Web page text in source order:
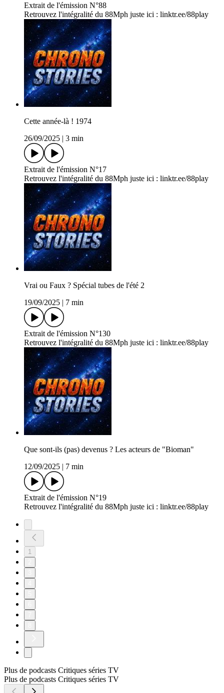
Extrait de l'émission N°88
Retrouvez l'intégralité du 88Mph juste ici : linktr.ee/88play
Cette année-là ! 1974
26/09/2025 | 3 min
Extrait de l'émission N°17
Retrouvez l'intégralité du 88Mph juste ici : linktr.ee/88play
Vrai ou Faux ? Spécial tubes de l'été 2
19/09/2025 | 7 min
Extrait de l'émission N°130
Retrouvez l'intégralité du 88Mph juste ici : linktr.ee/88play
Que sont-ils (pas) devenus ? Les acteurs de "Bioman"
12/09/2025 | 7 min
Extrait de l'émission N°19
Retrouvez l'intégralité du 88Mph juste ici : linktr.ee/88play
1
Plus de podcasts Critiques séries TV
Plus de podcasts Critiques séries TV